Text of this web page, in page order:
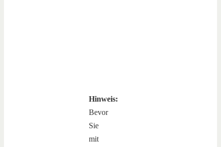
Hinweis:
Bevor
Sie
mit